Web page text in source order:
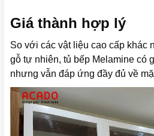
Giá thành hợp lý
So với các vật liệu cao cấp khác
gỗ tự nhiên, tủ bếp Melamine có
nhưng vẫn đáp ứng đầy đủ về